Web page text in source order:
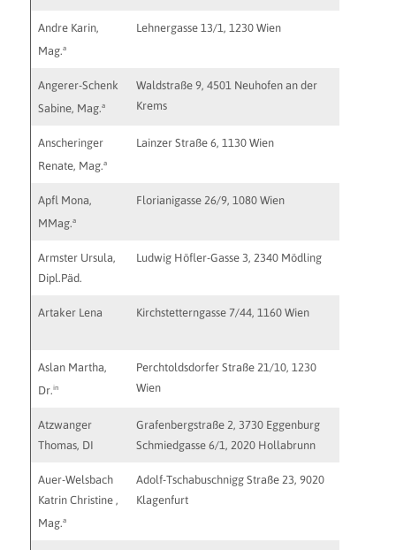
Andre Karin,
Mag.a
Lehnergasse 13/1, 1230 Wien
Angerer-Schenk
Sabine, Mag.a
Waldstraße 9, 4501 Neuhofen an der
Krems
Anscheringer
Renate, Mag.a
Lainzer Straße 6, 1130 Wien
Apfl Mona,
MMag.a
Florianigasse 26/9, 1080 Wien
Armster Ursula,
Dipl.Päd.
Ludwig Höfler-Gasse 3, 2340 Mödling
Artaker Lena Kirchstetterngasse 7/44, 1160 Wien
Aslan Martha,
Dr.in
Perchtoldsdorfer Straße 21/10, 1230
Wien
Atzwanger
Thomas, DI
Grafenbergstraße 2, 3730 Eggenburg
Schmiedgasse 6/1, 2020 Hollabrunn
Auer-Welsbach
Katrin Christine ,
Mag.a
Adolf-Tschabuschnigg Straße 23, 9020
Klagenfurt